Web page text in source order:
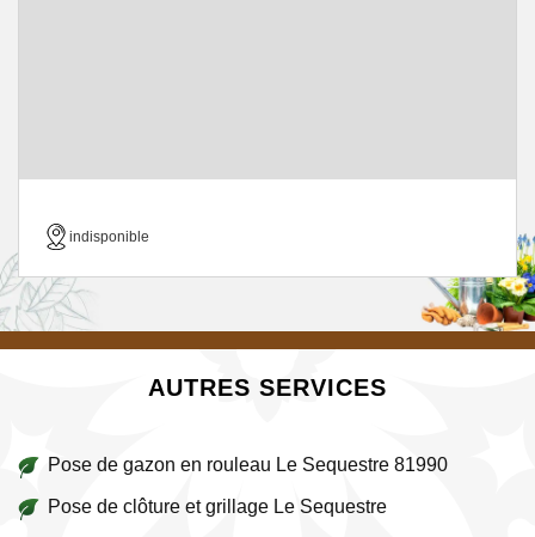
indisponible
AUTRES SERVICES
Pose de gazon en rouleau Le Sequestre 81990
Pose de clôture et grillage Le Sequestre